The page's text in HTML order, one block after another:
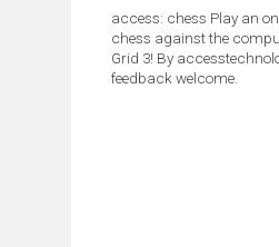
access: chess Play an
chess against the
Grid 3! By
feedback welcome.